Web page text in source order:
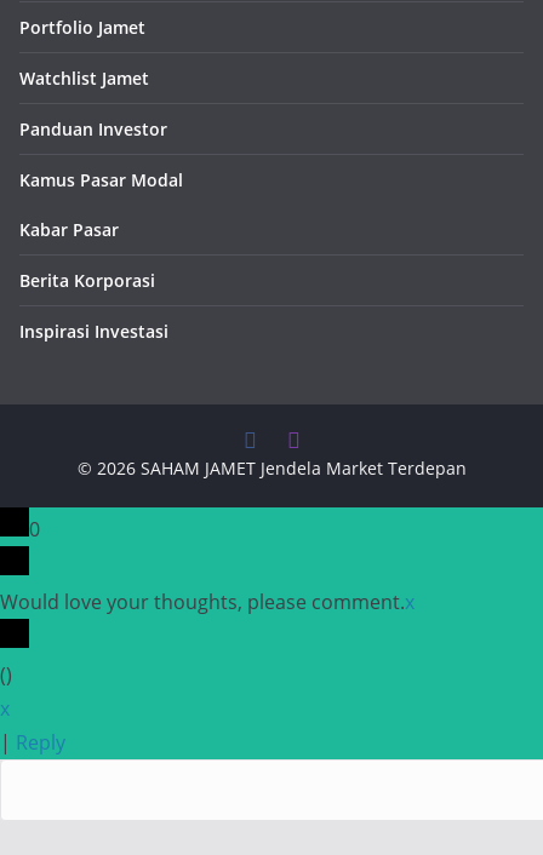
Portfolio Jamet
Watchlist Jamet
Panduan Investor
Kamus Pasar Modal
Kabar Pasar
Berita Korporasi
Inspirasi Investasi
© 2026 SAHAM JAMETJendela Market Terdepan
0
Would love your thoughts, please comment.x
()
x
| Reply